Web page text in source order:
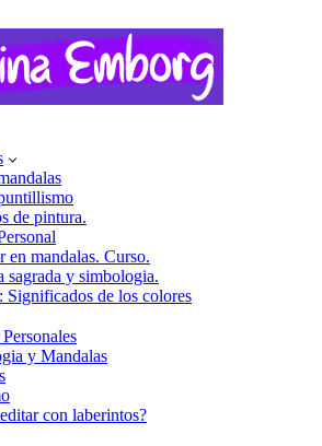
de pintura.
en mandalas. Curso.
sagrada y simbologia.
Significados de los colores
y Mandalas
con laberintos?